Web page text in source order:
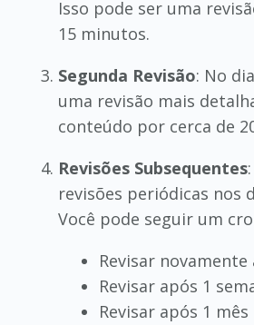
Isso pode ser uma
15 minutos.
Segunda Revisão: No
uma revisão mais
conteúdo por cerca de
Revisões Subsequentes
revisões periódicas nos
Você pode seguir um
Revisar novamente
Revisar após 1
Revisar após 1 mês